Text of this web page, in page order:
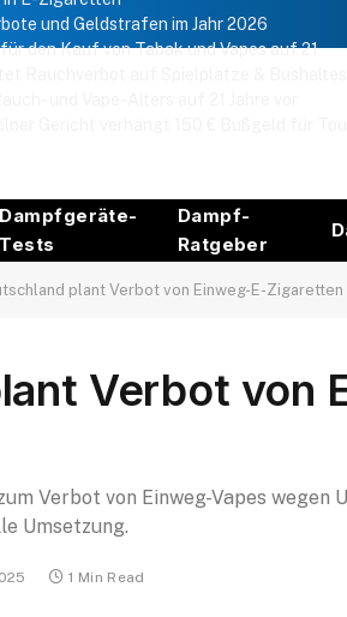
und Geldstrafen im Jahr 2026
den Kauf von Tabak und Vapes auf 21
Rauchverbot auf Spielplätze &
und Vape-Alters auf 21 Jahre vor
Gericht verhängt 150 € Bußgeld für
Dampfgeräte-
Tests
Dampf-
Ratgeber
plant Verbot von Einweg-E-Zigaretten
Verbot von
Verbot von Einweg-Vapes wegen
Umsetzung.
1 Min Read